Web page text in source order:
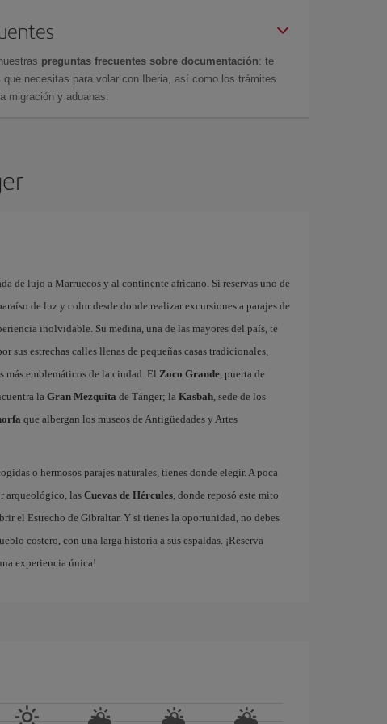
preguntas frecuentes sobre documentación: te
necesitas para volar con Iberia, así como los trámites
migración y aduanas.
de lujo a Marruecos y al continente africano. Si reservas uno de
de luz y color desde donde realizar excursiones a parajes de
inolvidable. Su medina, una de las mayores del país, te
sus estrechas calles llenas de pequeñas casas tradicionales,
emblemáticos de la ciudad. El Zoco Grande, puerta de
la Gran Mezquita de Tánger; la Kasbah, sede de los
que albergan los museos de Antigüedades y Artes
o hermosos parajes naturales, tienes donde elegir. A poca
arqueológico, lasCuevas de Hércules, donde reposó este mito
el Estrecho de Gibraltar. Y si tienes la oportunidad, no debes
costero, con una larga historia a sus espaldas. ¡Reserva
experiencia única!